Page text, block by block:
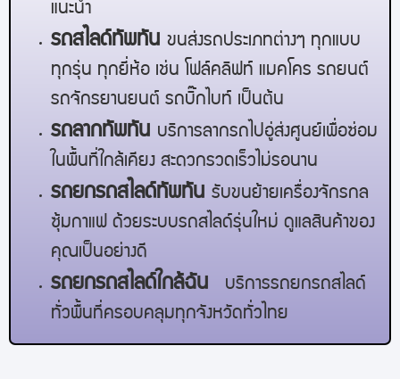
แนะนำ
รถสไลด์ ทัพทัน ขนส่งรถประเภทต่างๆ ทุกแบบ
ทุกรุ่น ทุกยี่ห้อ เช่น โฟล์คลิฟท์ แมคโคร รถยนต์
รถจักรยานยนต์ รถบิ๊กไบท์ เป็นต้น
รถลาก ทัพทัน บริการลากรถไปอู่ส่งศูนย์เพื่อซ่อม
ในพื้นที่ใกล้เคียง สะดวกรวดเร็วไม่รอนาน
รถยกรถสไลด์ ทัพทัน รับขนย้ายเครื่องจักรกล
ซุ้มกาแฟ ด้วยระบบรถสไลด์รุ่นใหม่ ดูแลสินค้าของ
คุณเป็นอย่างดี
รถยกรถสไลด์ใกล้ฉัน
บริการรถยกรถสไลด์
ทั่วพื้นที่ครอบคลุมทุกจังหวัดทั่วไทย